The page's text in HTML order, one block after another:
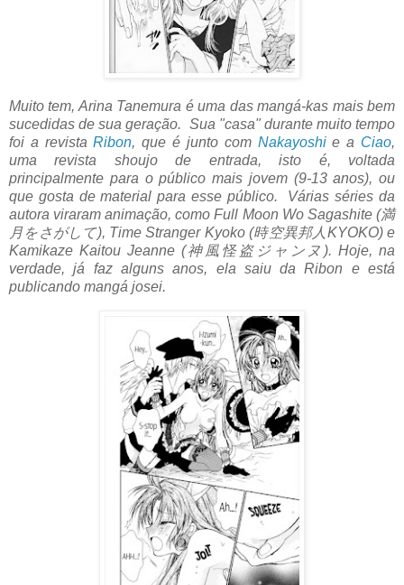
Muito tem, Arina Tanemura é uma das mangá-kas mais bem
sucedidas de sua geração. Sua "casa" durante muito tempo
foi a revistaRibon, que é junto com Nakayoshie a Ciao,
uma revista shoujo de entrada, isto é, voltada
principalmente para o público mais jovem (9-13 anos), ou
que gosta de material para esse público. Várias séries da
autora viraram animação, como Full Moon Wo Sagashite (満
月をさがして), Time Stranger Kyoko (時空異邦人KYOKO) e
Kamikaze Kaitou Jeanne (神風怪盗ジャンヌ). Hoje, na
verdade, já faz alguns anos, ela saiu da Ribon e está
publicando mangá josei.